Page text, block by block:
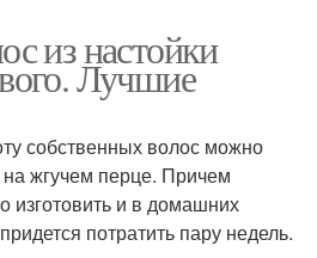
из настойки
Лучшие
собственных волос можно
на жгучем перце. Причем
изготовить и в домашних
потратить пару недель.